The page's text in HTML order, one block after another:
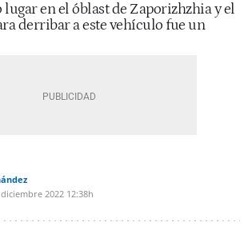
en el óblast de Zaporizhzhia y el
derribar a este vehículo fue un
2022 12:38h